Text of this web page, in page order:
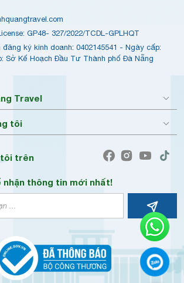
GP48- 327/2022/TCDL-GPLHQT
ký kinh doanh: 0402145541 - Ngày cấp:
Sở Kế Hoạch Đầu Tư Thành phố Đà Nẵng
Travel
tôi
tôi trên
nhận thông tin mới nhất!